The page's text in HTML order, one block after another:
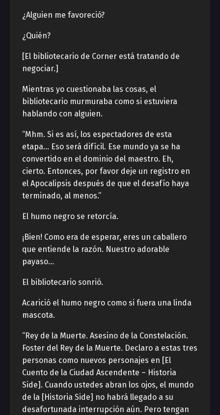
¿Alguien me favoreció?
¿Quién?
[El bibliotecario de Corner está tratando de
negociar.]
Mientras yo cuestionaba las cosas, el
bibliotecario murmuraba como si estuviera
hablando con alguien.
“Mhm. Si es así, los espectadores de esta
etapa… Eso será difícil. Ese mundo ya se ha
convertido en el dominio del maestro. Eh,
cierto. Entonces, por favor deje un registro en
el Apocalipsis después de que el desafío haya
terminado, al menos.”
El humo negro se retorcía.
¡Bien! Como era de esperar, eres un caballero
que entiende la razón. Nuestro adorable
payaso…
El bibliotecario sonrió.
Acarició el humo negro como si fuera una linda
mascota.
“Rey de la Muerte. Asesino de la Constelación.
Foster del Rey de la Muerte. Declaro a estas tres
personas como nuevos personajes en [El
Cuento de la Ciudad Ascendente – Historia
Side]. Cuando ustedes abran los ojos, el mundo
de la [Historia Side] no habrá llegado a su
desafortunada interrupción aún. Pero tengan